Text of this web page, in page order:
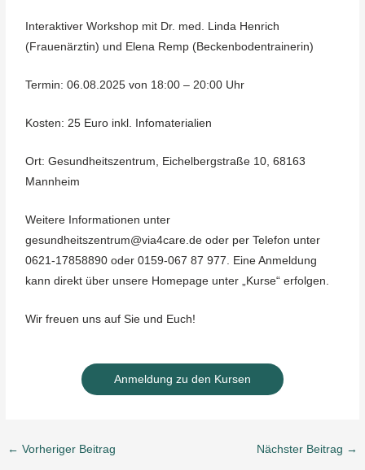
Interaktiver Workshop mit Dr. med. Linda Henrich
(Frauenärztin) und Elena Remp (Beckenbodentrainerin)
Termin: 06.08.2025 von 18:00 – 20:00 Uhr
Kosten: 25 Euro inkl. Infomaterialien
Ort: Gesundheitszentrum, Eichelbergstraße 10, 68163
Mannheim
Weitere Informationen unter
gesundheitszentrum@via4care.de oder per Telefon unter
0621-17858890 oder 0159-067 87 977. Eine Anmeldung
kann direkt über unsere Homepage unter „Kurse“ erfolgen.
Wir freuen uns auf Sie und Euch!
Anmeldung zu den Kursen
← Vorheriger Beitrag Nächster Beitrag →